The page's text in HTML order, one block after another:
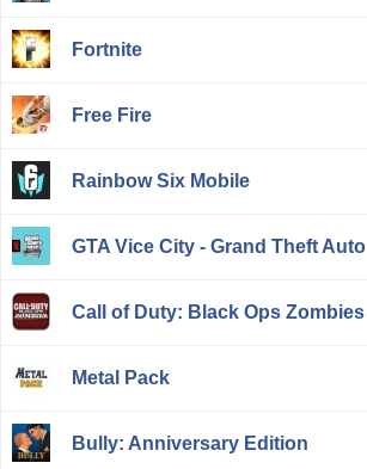
Fortnite
Free Fire
Rainbow Six Mobile
GTA Vice City - Grand Theft Auto
Call of Duty: Black Ops Zombies
Metal Pack
Bully: Anniversary Edition